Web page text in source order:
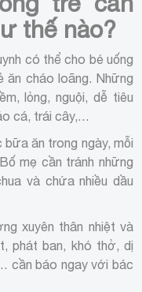
thế nào?
có thể cho bé uống
cháo loãng. Những
lỏng, nguội, dễ tiêu
cá, trái cây,…
bữa ăn trong ngày, mỗi
mẹ cần tránh những
và chứa nhiều dầu
xuyên thân nhiệt và
phát ban, khó thở, dị
cần báo ngay với bác